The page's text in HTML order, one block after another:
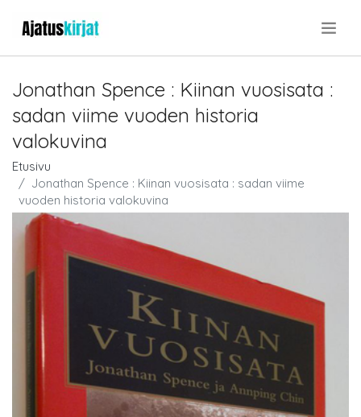
Jonathan Spence : Kiinan vuosisata :
sadan viime vuoden historia
valokuvina
Etusivu
Jonathan Spence : Kiinan vuosisata : sadan viime
vuoden historia valokuvina